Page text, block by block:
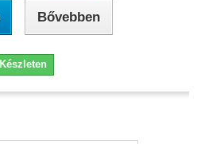
Bővebben
Készleten